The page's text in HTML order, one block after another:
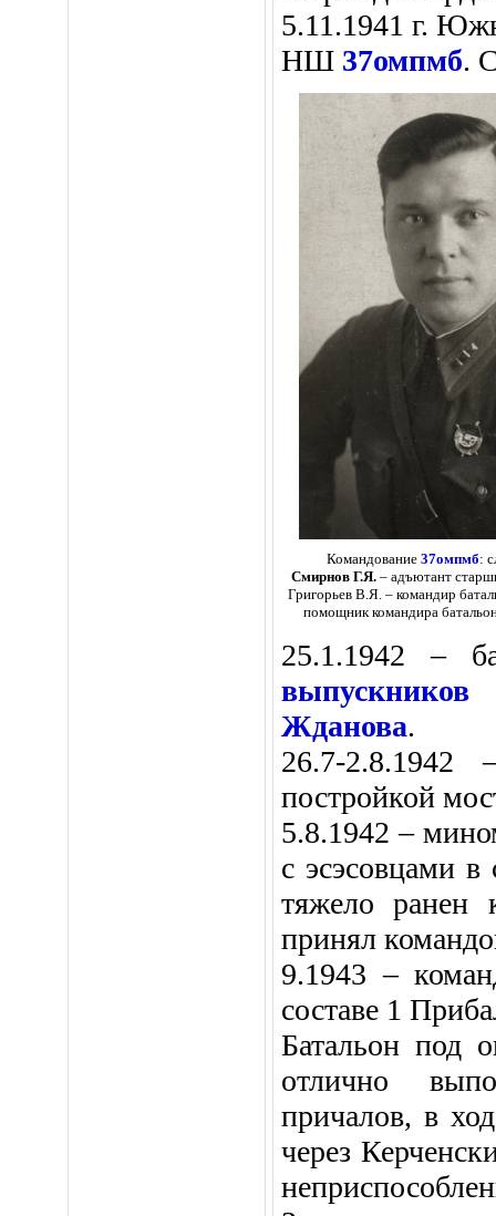
5.11.1941 г.
НШ 37омпмб.
Командование 37омпмб:
Смирнов Г.Я.– адъютант
Григорьев В.Я. – командир
помощник командира
25.1.1942 –
выпускников
Жданова.
26.7-2.8.1942
постройкой
5.8.1942 –
с эсэсовцами
тяжело ранен
принял
9.1943 –
составе 1
Батальон под
отлично
причалов, в
через